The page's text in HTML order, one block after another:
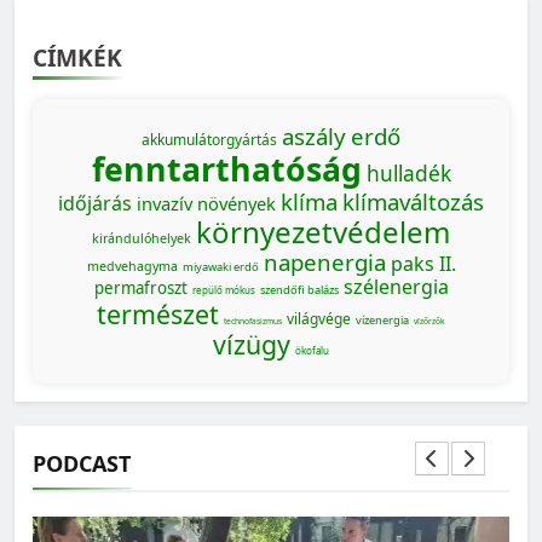
CÍMKÉK
akkumulátorgyártás aszály erdő
fenntarthatóság hulladék
időjárás invazív növények klíma klímaváltozás
kirándulóhelyek környezetvédelem
medvehagyma miyawaki erdő napenergia paks II.
permafroszt repülő mókus szendőfi balázs szélenergia
természet technofasizmus világvége vízenergia vízőrzők
vízügy ökofalu
PODCAST